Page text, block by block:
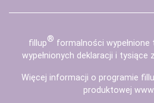
fill up® formalności wypełnione
wypełnionych deklaracji i tysiące
Więcej informacji o programie
produktowej